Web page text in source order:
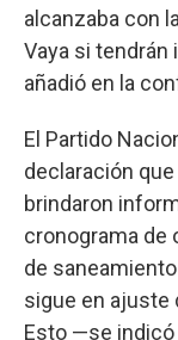
alcanzaba con
Vaya si
añadió en la
El Partido
declaración que
brindaron
cronograma de
de
sigue en ajuste
Esto —se indicó